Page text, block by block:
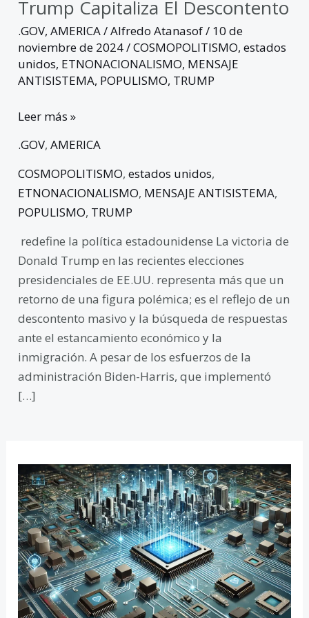
Trump Capitaliza El Descontento
.GOV,AMERICA/Alfredo Atanasof/ 10 de
noviembre de 2024/COSMOPOLITISMO,estados
unidos, ETNONACIONALISMO, MENSAJE
ANTISISTEMA, POPULISMO, TRUMP
Leer más »
.GOV,AMERICA
COSMOPOLITISMO,estados unidos,
ETNONACIONALISMO, MENSAJE ANTISISTEMA,
POPULISMO, TRUMP
redefine la política estadounidense La victoria de
Donald Trump en las recientes elecciones
presidenciales de EE.UU. representa más que un
retorno de una figura polémica; es el reflejo de un
descontento masivo y la búsqueda de respuestas
ante el estancamiento económico y la
inmigración. A pesar de los esfuerzos de la
administración Biden-Harris, que implementó
[…]